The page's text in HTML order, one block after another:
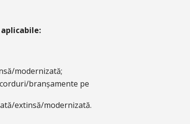
modernizată;
branșamente pe
extinsă/modernizată.